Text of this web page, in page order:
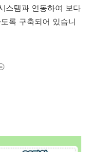
스템과 연동하여 보다
록 구축되어 있습니